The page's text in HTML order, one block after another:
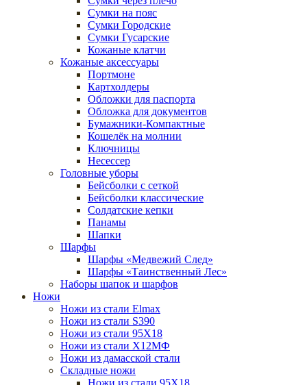
Сумки на пояс
Сумки Городские
Сумки Гусарские
Кожаные клатчи
Кожаные аксессуары
Портмоне
Картхолдеры
Обложки для паспорта
Обложка для документов
Бумажники-Компактные
Кошелёк на молнии
Ключницы
Несессер
Головные уборы
Бейсболки с сеткой
Бейсболки классические
Солдатские кепки
Панамы
Шапки
Шарфы
Шарфы «Медвежий След»
Шарфы «Таинственный Лес»
Наборы шапок и шарфов
Ножи
Ножи из стали Elmax
Ножи из стали S390
Ножи из стали 95X18
Ножи из стали Х12МФ
Ножи из дамасской стали
Складные ножи